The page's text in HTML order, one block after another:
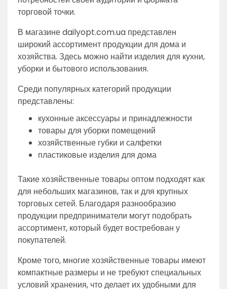
торговой точки.
В магазине dailyopt.com.ua представлен
широкий ассортимент продукции для дома и
хозяйства. Здесь можно найти изделия для кухни,
уборки и бытового использования.
Среди популярных категорий продукции
представлены:
кухонные аксессуары и принадлежности
товары для уборки помещений
хозяйственные губки и салфетки
пластиковые изделия для дома
Такие хозяйственные товары оптом подходят как
для небольших магазинов, так и для крупных
торговых сетей. Благодаря разнообразию
продукции предприниматели могут подобрать
ассортимент, который будет востребован у
покупателей.
Кроме того, многие хозяйственные товары имеют
компактные размеры и не требуют специальных
условий хранения, что делает их удобными для